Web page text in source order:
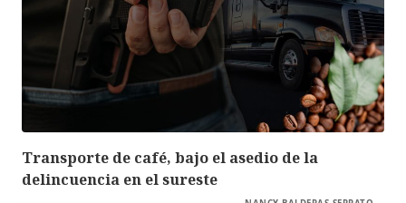
Transporte de café, bajo el asedio de la
delincuencia en el sureste